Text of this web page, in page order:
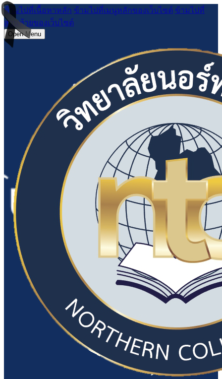
ข้ามไปที่เนื้อหาหลัก ข้ามไปที่เมนูหลักของเว็บไซต์ ข้ามไปที่
ส่วนท้ายของเว็บไซต์
Open Menu